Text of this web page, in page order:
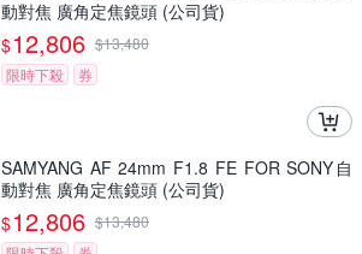
動對焦 廣角定焦鏡頭 (公司貨)
$12,806 $13,480
限時下殺
券
SAMYANG AF 24mm F1.8 FE FOR SONY自
動對焦 廣角定焦鏡頭 (公司貨)
$12,806 $13,480